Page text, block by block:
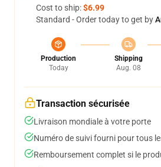
Cost to ship:$6.99
Standard - Order today to get by
Production
Today
Shipping
Aug. 08
Transaction sécurisée
Livraison mondiale à votre porte
Numéro de suivi fourni pour tous
Remboursement complet si le